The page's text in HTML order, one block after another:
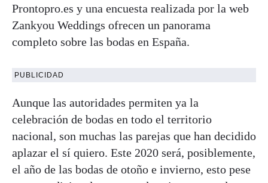
Prontopro.es y una encuesta realizada por la web
Zankyou Weddings ofrecen un panorama
completo sobre las bodas en España.
PUBLICIDAD
Aunque las autoridades permiten ya la
celebración de bodas en todo el territorio
nacional, son muchas las parejas que han decidido
aplazar el sí quiero. Este 2020 será, posiblemente,
el año de las bodas de otoño e invierno, esto pese